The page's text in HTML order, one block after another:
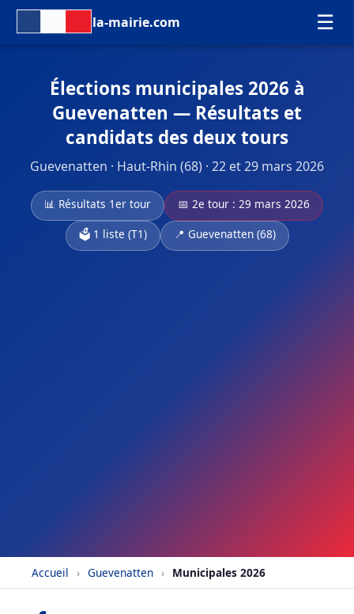
la-mairie.com ☰
Élections municipales 2026 à
Guevenatten — Résultats et
candidats des deux tours
Guevenatten · Haut-Rhin (68) · 22 et 29 mars 2026
📊 Résultats 1er tour
📅 2e tour : 29 mars 2026
🗳️ 1 liste (T1)
📍 Guevenatten (68)
Accueil › Guevenatten › Municipales 2026